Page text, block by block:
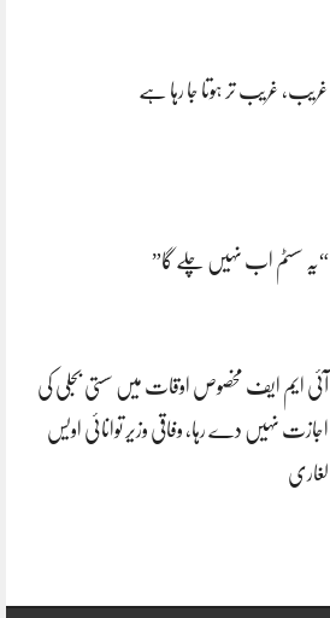
غریب، غریب تر ہوتا جا رہا ہے
“یہ سسٹم اب نہیں چلے گا”
آئی ایم ایف مخصوص اوقات میں سستی بجلی کی
اجازت نہیں دے رہا، وفاقی وزیر توانائی اویس
لغاری